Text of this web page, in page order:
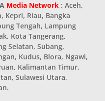
Media Network : Aceh,
Kepri, Riau, Bangka
Tengah, Lampung
Kota Tangerang,
Selatan, Subang,
Kudus, Blora, Ngawi,
Kalimantan Timur,
Sulawesi Utara,